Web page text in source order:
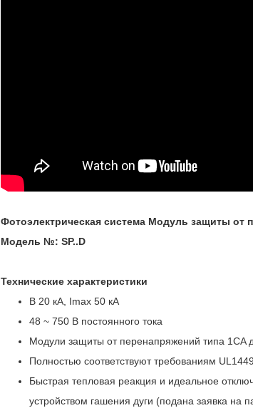
Фотоэлектрическая система Модуль защиты от
Модель №: SP..D
Технические характеристики
В 20 кА, Imax 50 кА
48 ~ 750 В постоянного тока
Модули защиты от перенапряжений типа 1CA
Полностью соответствуют требованиям
Быстрая тепловая реакция и идеальное
устройством гашения дуги (подана заявка на